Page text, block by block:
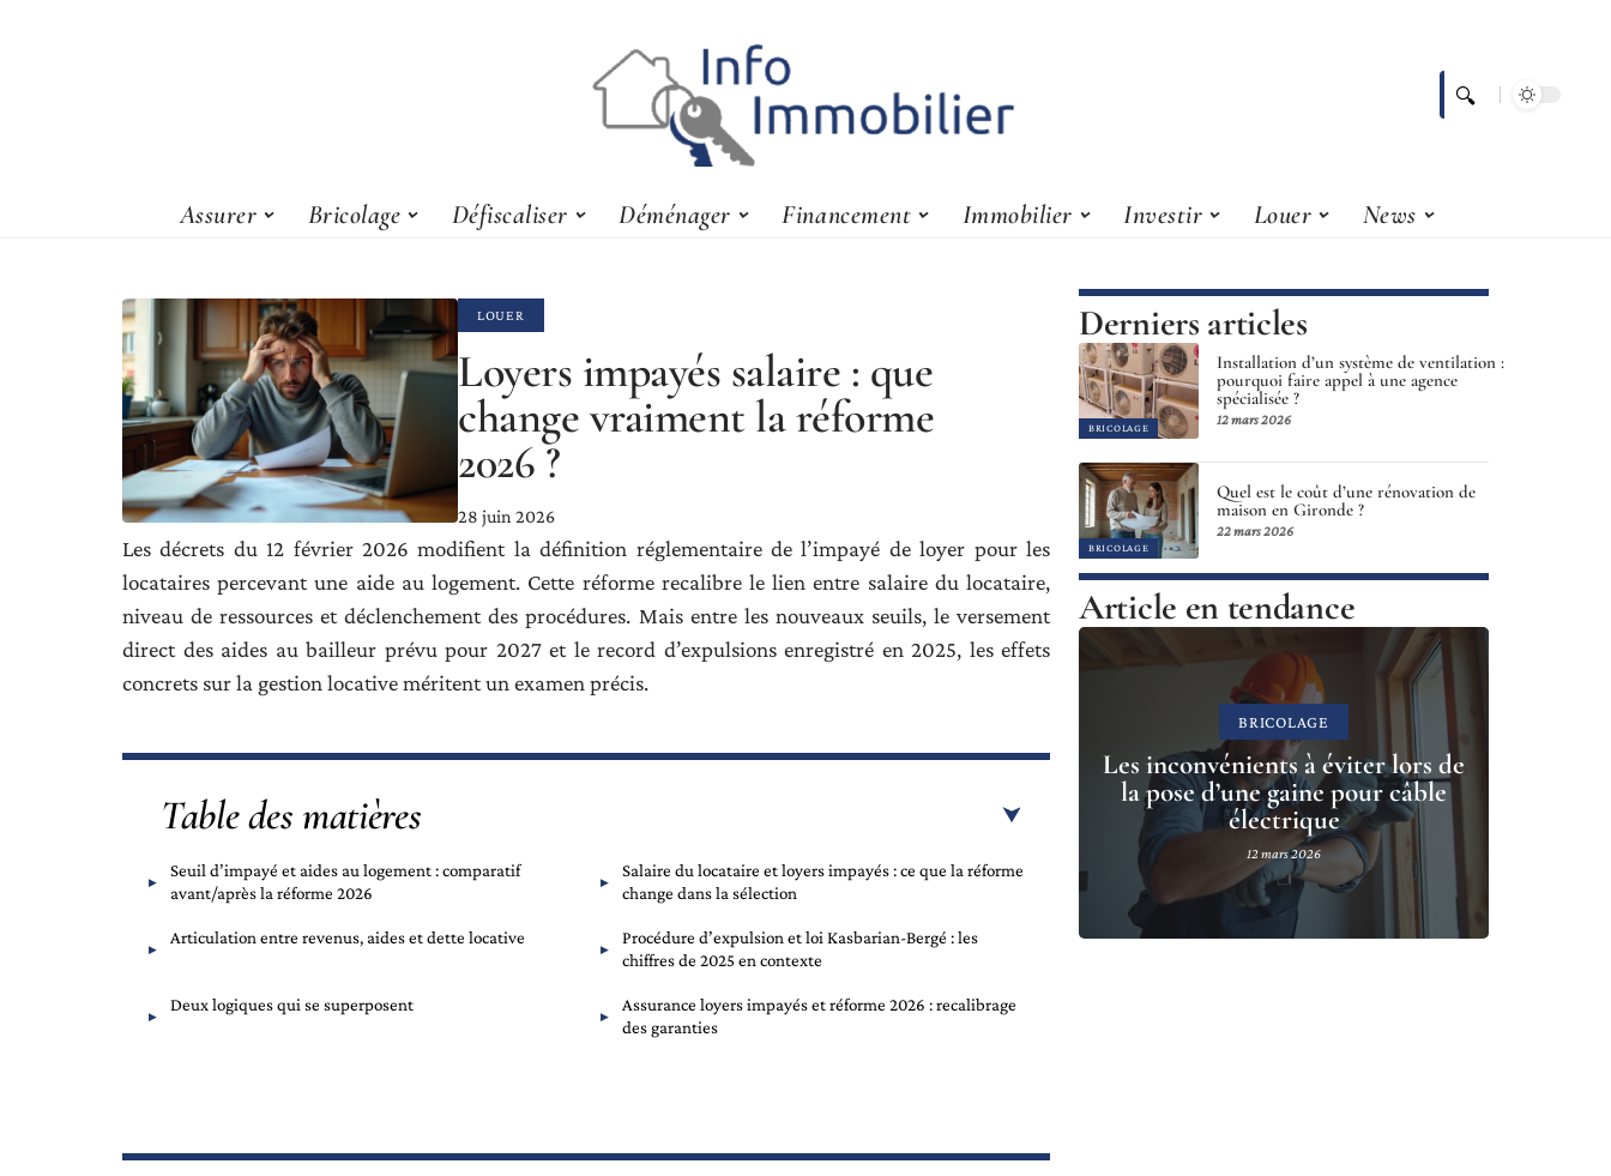
Assurer Bricolage Défiscaliser Déménager Financement Immobilier Investir Louer News
LOUER
Loyers impayés salaire : que
change vraiment la réforme
2026 ?
28 juin 2026
Les décrets du 12 février 2026 modifient la définition réglementaire de l’impayé de loyer pour les
locataires percevant une aide au logement. Cette réforme recalibre le lien entre salaire du locataire,
niveau de ressources et déclenchement des procédures. Mais entre les nouveaux seuils, le versement
direct des aides au bailleur prévu pour 2027 et le record d’expulsions enregistré en 2025, les effets
concrets sur la gestion locative méritent un examen précis.
Table des matières
Seuil d’impayé et aides au logement : comparatif
avant/après la réforme 2026
Salaire du locataire et loyers impayés : ce que la réforme
change dans la sélection
Articulation entre revenus, aides et dette locative
Procédure d’expulsion et loi Kasbarian-Bergé : les
chiffres de 2025 en contexte
Deux logiques qui se superposent
Assurance loyers impayés et réforme 2026 : recalibrage
des garanties
Derniers articles
BRICOLAGE
Installation d’un système de ventilation :
pourquoi faire appel à une agence
spécialisée ?
12 mars 2026
BRICOLAGE
Quel est le coût d’une rénovation de
maison en Gironde ?
22 mars 2026
Article en tendance
BRICOLAGE
Les inconvénients à éviter lors de
la pose d’une gaine pour câble
électrique
12 mars 2026